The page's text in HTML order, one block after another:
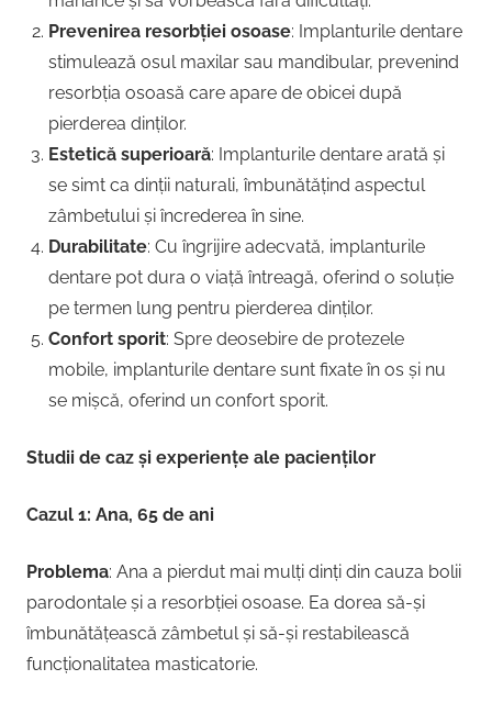
Prevenirea resorbției osoase: Implanturile dentare
stimulează osul maxilar sau mandibular, prevenind
resorbția osoasă care apare de obicei după
pierderea dinților.
Estetică superioară: Implanturile dentare arată și
se simt ca dinții naturali, îmbunătățind aspectul
zâmbetului și încrederea în sine.
Durabilitate: Cu îngrijire adecvată, implanturile
dentare pot dura o viață întreagă, oferind o soluție
pe termen lung pentru pierderea dinților.
Confort sporit: Spre deosebire de protezele
mobile, implanturile dentare sunt fixate în os și nu
se mișcă, oferind un confort sporit.
Studii de caz și experiențe ale pacienților
Cazul 1: Ana, 65 de ani
Problema: Ana a pierdut mai mulți dinți din cauza bolii
parodontale și a resorbției osoase. Ea dorea să-și
îmbunătățească zâmbetul și să-și restabilească
funcționalitatea masticatorie.